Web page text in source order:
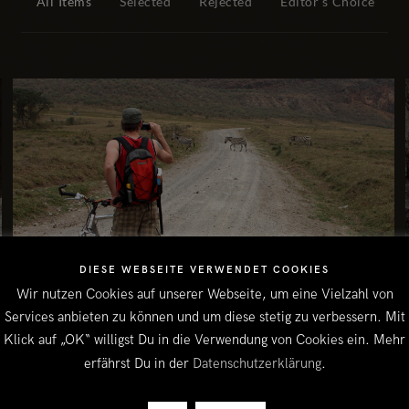
#957
DIESE WEBSEITE VERWENDET COOKIES
Wir nutzen Cookies auf unserer Webseite, um eine Vielzahl von
Services anbieten zu können und um diese stetig zu verbessern. Mit
Klick auf „OK“ willigst Du in die Verwendung von Cookies ein. Mehr
erfährst Du in der Datenschutzerklärung.